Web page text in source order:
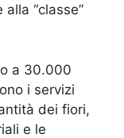
“classe”
a 30.000
i servizi
dei fiori,
e le